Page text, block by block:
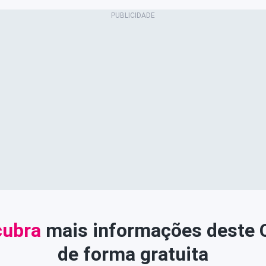
mais informações deste
de forma gratuita